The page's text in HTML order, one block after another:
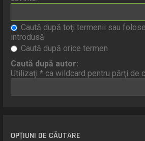
Caută după toţi termenii sau
introdusă
Caută după orice termen
Caută după autor:
Utilizaţi * ca wildcard pentru părţi de
OPŢIUNI DE CĂUTARE